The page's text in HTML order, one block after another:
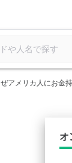
アメリカ人にお金
オ